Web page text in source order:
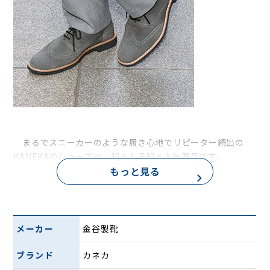
まるでスニーカーのような履き心地でリピーター続出の
KANEKAのシューズは、知る人ぞ知る人気商品です。
「KANEKA超撥水スエードカジュアルウイングチップ」は、
日本人の足型に合わせて開発された日本製のカジュアルシュ
超撥水レザーをアッパーに使用。革には皮革保護剤加工が施
してあるため、油や水をはじく力が持続します。お手入れが
簡単で革本来の美しさをより永く保ちます。
もっと見る
メーカー 金谷製靴
ブランド カネカ